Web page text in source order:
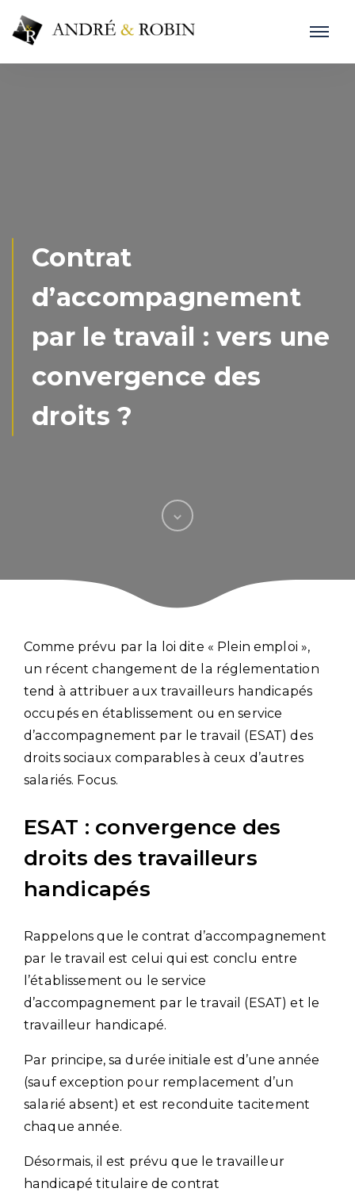
Contrat
d’accompagnement
par le travail : vers une
convergence des
droits ?
Comme prévu par la loi dite « Plein emploi »,
un récent changement de la réglementation
tend à attribuer aux travailleurs handicapés
occupés en établissement ou en service
d’accompagnement par le travail (ESAT) des
droits sociaux comparables à ceux d’autres
salariés. Focus.
ESAT : convergence des
droits des travailleurs
handicapés
Rappelons que le contrat d’accompagnement
par le travail est celui qui est conclu entre
l’établissement ou le service
d’accompagnement par le travail (ESAT) et le
travailleur handicapé.
Par principe, sa durée initiale est d’une année
(sauf exception pour remplacement d’un
salarié absent) et est reconduite tacitement
chaque année.
Désormais, il est prévu que le travailleur
handicapé titulaire de contrat